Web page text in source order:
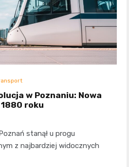
w Poznaniu: Nowa
roku
stanął u progu
z najbardziej widocznych